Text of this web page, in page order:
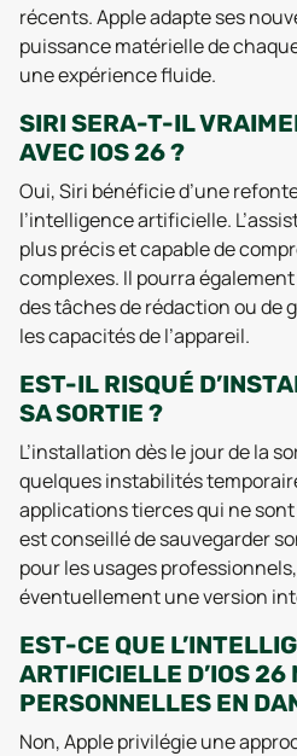
récents. Apple adapte ses
puissance matérielle de
une expérience fluide.
SIRI SERA-T-IL
AVEC IOS 26 ?
Oui, Siri bénéficie d’une
l’intelligence artificielle.
plus précis et capable de
complexes. Il pourra
des tâches de rédaction ou de
les capacités de l’appareil.
EST-IL RISQUÉ
SA SORTIE ?
L’installation dès le jour de la
quelques instabilités
applications tierces qui ne
est conseillé de sauvegarder
pour les usages
éventuellement une version
EST-CE QUE
ARTIFICIELLE D’IOS 26
PERSONNELLES EN
Non, Apple privilégie une